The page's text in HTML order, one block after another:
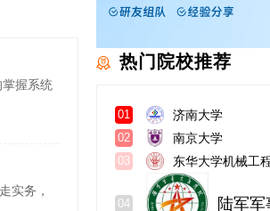
握系统
实务，
热门院校推荐
01 济南大学
02 南京大学
03 东华大学机械工
04